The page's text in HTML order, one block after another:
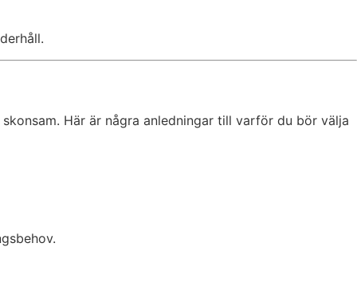
Här är några anledningar till varför du bör välja